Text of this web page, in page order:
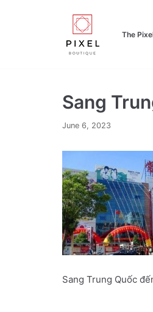
The
Sang
June 6, 2023
Sang Trung Quốc